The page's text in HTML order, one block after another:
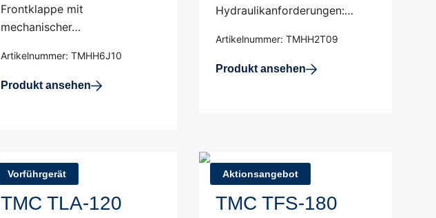
Frontklappe mit
mechanischer…
Artikelnummer: TMHH6J10
Produkt ansehen
Hydraulikanforderungen:…
Artikelnummer: TMHH2T09
Produkt ansehen
Vorführgerät
TMC TLA-120
Aktionsangebot
TMC TFS-180